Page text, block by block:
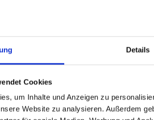
Details
Cookies
um Inhalte und Anzeigen zu
Website zu analysieren. Außerdem